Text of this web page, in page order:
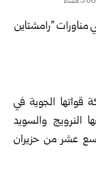
قواتها الجوية في
التي تستضيفها النرويج والسويد
عشر من حزيران